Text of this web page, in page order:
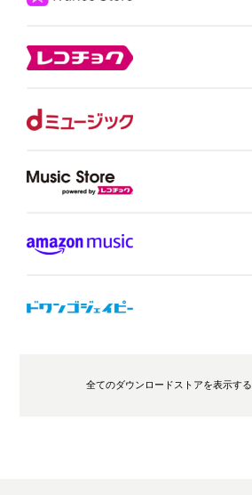
全てのダウンロードストアを表示する